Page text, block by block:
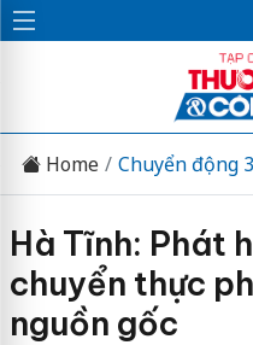
Home Chuyển động
Hà Tĩnh: Phát
chuyển thực
nguồn gốc